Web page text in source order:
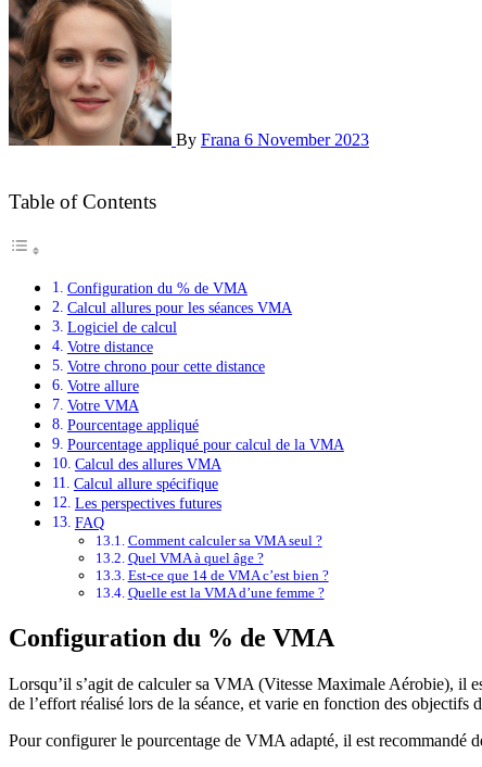
By Frana 6 November 2023
Table of Contents
Configuration du % de VMA
Calcul allures pour les séances VMA
Logiciel de calcul
Votre distance
Votre chrono pour cette distance
Votre allure
Votre VMA
Pourcentage appliqué
Pourcentage appliqué pour calcul de la VMA
Calcul des allures VMA
Calcul allure spécifique
Les perspectives futures
FAQ
Comment calculer sa VMA seul ?
Quel VMA à quel âge ?
Est-ce que 14 de VMA c’est bien ?
Quelle est la VMA d’une femme ?
Configuration du % de VMA
Lorsqu’il s’agit de calculer sa VMA (Vitesse Maximale Aérobie), il
de l’effort réalisé lors de la séance, et varie en fonction des objectifs
Pour configurer le pourcentage de VMA adapté, il est recommandé